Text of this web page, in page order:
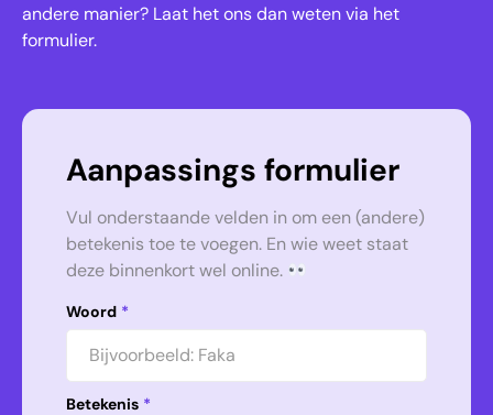
andere manier? Laat het ons dan weten via het
formulier.
Aanpassings formulier
Vul onderstaande velden in om een (andere)
betekenis toe te voegen. En wie weet staat
deze binnenkort wel online.
Woord *
Betekenis *